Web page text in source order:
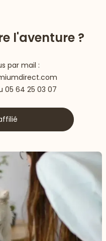
l'aventure ?
par mail :
05 64 25 03 07